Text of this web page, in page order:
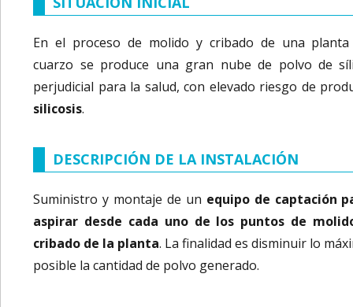
En el proceso de molido y cribado de una
cuarzo se produce una gran nube de polvo de
perjudicial para la salud, con elevado riesgo de
silicosis.
DESCRIPCIÓN DE LA INSTALACIÓN
Suministro y montaje de un equipo de captación
aspirar desde cada uno de los puntos de
cribado de la planta. La finalidad es disminuir lo
posible la cantidad de polvo generado.